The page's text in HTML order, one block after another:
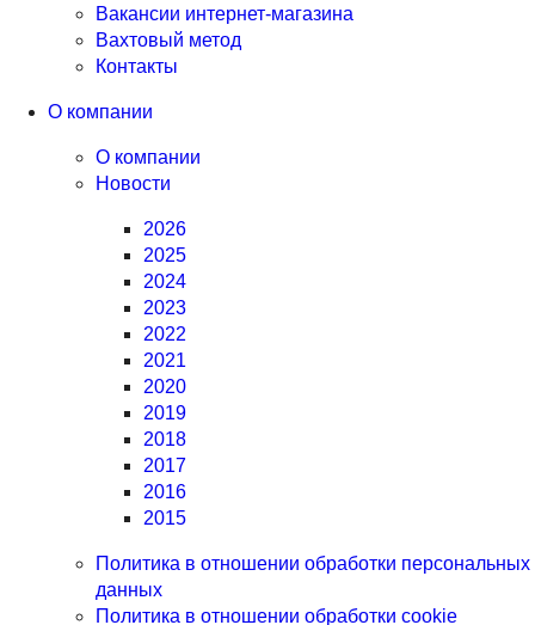
Вакансии интернет-магазина
Вахтовый метод
Контакты
О компании
О компании
Новости
2026
2025
2024
2023
2022
2021
2020
2019
2018
2017
2016
2015
Политика в отношении обработки персональных
данных
Политика в отношении обработки cookie